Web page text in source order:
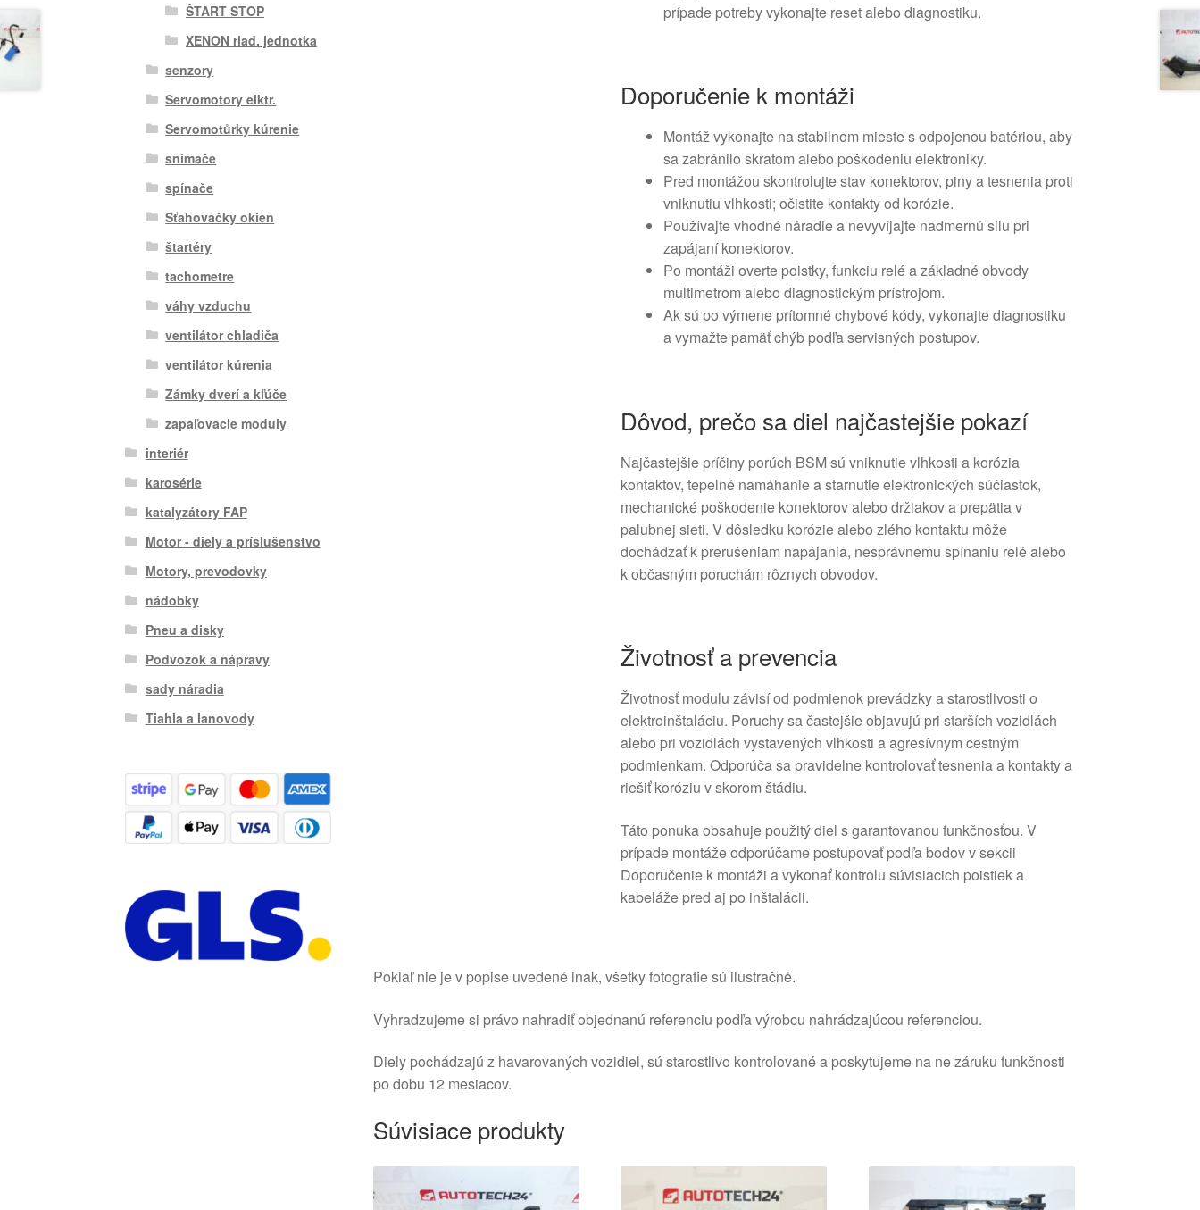
prípade potreby vykonajte reset alebo diagnostiku.
Doporučenie k montáži
Montáž vykonajte na stabilnom mieste s odpojenou batériou, aby
sa zabránilo skratom alebo poškodeniu elektroniky.
Pred montážou skontrolujte stav konektorov, piny a tesnenia proti
vniknutiu vlhkosti; očistite kontakty od korózie.
Používajte vhodné náradie a nevyvíjajte nadmernú silu pri
zapájaní konektorov.
Po montáži overte poistky, funkciu relé a základné obvody
multimetrom alebo diagnostickým prístrojom.
Ak sú po výmene prítomné chybové kódy, vykonajte diagnostiku
a vymažte pamäť chýb podľa servisných postupov.
Dôvod, prečo sa diel najčastejšie pokazí
Najčastejšie príčiny porúch BSM sú vniknutie vlhkosti a korózia
kontaktov, tepelné namáhanie a starnutie elektronických súčiastok,
mechanické poškodenie konektorov alebo držiakov a prepätia v
palubnej sieti. V dôsledku korózie alebo zlého kontaktu môže
dochádzať k prerušeniam napájania, nesprávnemu spínaniu relé alebo
k občasným poruchám rôznych obvodov.
Životnosť a prevencia
Životnosť modulu závisí od podmienok prevádzky a starostlivosti o
elektroinštaláciu. Poruchy sa častejšie objavujú pri starších vozidlách
alebo pri vozidlách vystavených vlhkosti a agresívnym cestným
podmienkam. Odporúča sa pravidelne kontrolovať tesnenia a kontakty a
riešiť koróziu v skorom štádiu.
Táto ponuka obsahuje použitý diel s garantovanou funkčnosťou. V
prípade montáže odporúčame postupovať podľa bodov v sekcii
Doporučenie k montáži a vykonať kontrolu súvisiacich poistiek a
kabeláže pred aj po inštalácii.
Pokiaľ nie je v popise uvedené inak, všetky fotografie sú ilustračné.
Vyhradzujeme si právo nahradiť objednanú referenciu podľa výrobcu nahrádzajúcou referenciou.
Diely pochádzajú z havarovaných vozidiel, sú starostlivo kontrolované a poskytujeme na ne záruku funkčnosti
po dobu 12 mesiacov.
Súvisiace produkty
ŠTART STOP
XENON riad. jednotka
senzory
Servomotory elktr.
Servomotůrky kúrenie
snímače
spínače
Sťahovačky okien
štartéry
tachometre
váhy vzduchu
ventilátor chladiča
ventilátor kúrenia
Zámky dverí a kľúče
zapaľovacie moduly
interiér
karosérie
katalyzátory FAP
Motor - diely a príslušenstvo
Motory, prevodovky
nádobky
Pneu a disky
Podvozok a nápravy
sady náradia
Tiahla a lanovody